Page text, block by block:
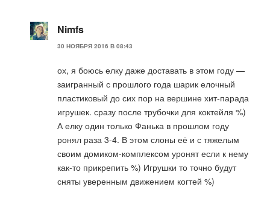
Nimfs
30 НОЯБРЯ 2016 В 08:43
ох, я боюсь елку даже доставать в этом году —
заигранный с прошлого года шарик елочный
пластиковый до сих пор на вершине хит-парада
игрушек. сразу после трубочки для коктейля %)
А елку один только Фанька в прошлом году
ронял раза 3-4. В этом слоны её и с тяжелым
своим домиком-комплексом уронят если к нему
как-то прикрепить %) Игрушки то точно будут
сняты уверенным движением когтей %)